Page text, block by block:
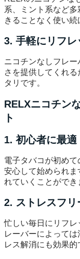
系、ミント系など
きることなく使い続
3. 手軽にリフレ
ニコチンなしフレ
さを提供してくれ
タリです。
RELXニコチン
ト
1. 初心者に最適
電子タバコが初め
安心して始められ
れていくことができ
2. ストレスフ
忙しい毎日にリフ
レーバーによって
レス解消にも効果的